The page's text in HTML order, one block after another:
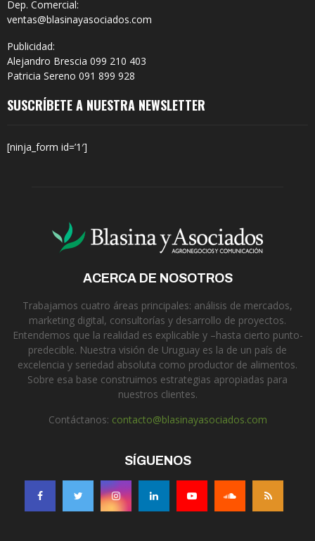
Dep. Comercial:
ventas@blasinayasociados.com
Publicidad:
Alejandro Brescia 099 210 403
Patricia Sereno 091 899 928
SUSCRÍBETE A NUESTRA NEWSLETTER
[ninja_form id=’1′]
ACERCA DE NOSOTROS
Trabajamos cuatro áreas principales: análisis de mercados,
marketing digital, consultorías y desarrollo de proyectos.
Entendemos que la realidad es explicable y –hasta cierto punto-
predecible. Nuestra visión de Uruguay es la de un país de
excelencia y seriedad absoluta como productor de alimentos.
Sobre esa base construimos estrategias apropiadas para
nuestros clientes.
Contáctanos: contacto@blasinayasociados.com
SÍGUENOS